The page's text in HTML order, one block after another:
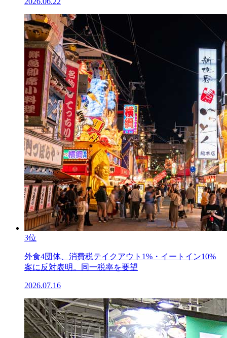
3位
外食4団体、消費税テイクアウト1%・イートイン10%
案に反対表明。同一税率を要望
2026.07.16